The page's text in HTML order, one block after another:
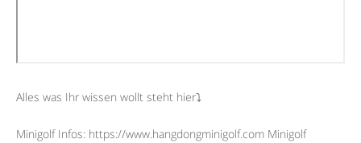
Alles was Ihr wissen wollt steht hier⤵︎
Minigolf Infos: https://www.hangdongminigolf.com Minigolf